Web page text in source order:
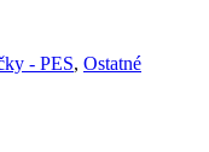
- PES, Ostatné